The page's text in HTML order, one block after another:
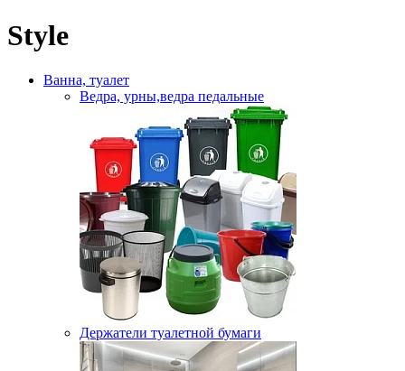
Style
Ванна, туалет
Ведра, урны,ведра педальные
Держатели туалетной бумаги